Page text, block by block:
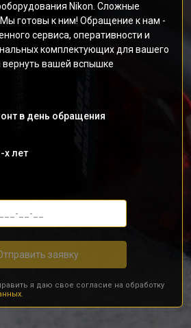
Nikon. Сложные
Мы готовы к ним! Обращение к нам -
сервиса, оперативности и
комплектующих для вашего
вернуть вашей вспышке
в день обращения
х лет
заявку
я даю свое согласие на обработку